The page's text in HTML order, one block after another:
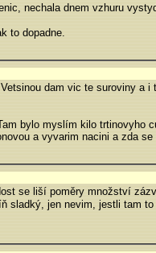
nechala dnem vzhuru
to dopadne.
dam vic te suroviny a
bylo myslím kilo trtinovyho
a vyvarim nacini a zda se
se liší poměry množství
jen nevim, jestli tam